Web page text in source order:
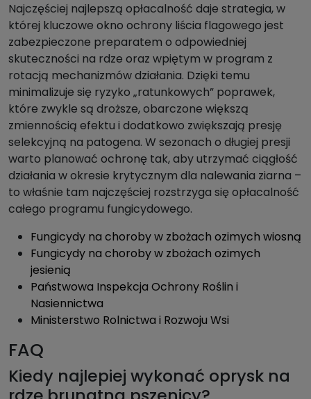
Najczęściej najlepszą opłacalność daje strategia, w
której kluczowe okno ochrony liścia flagowego jest
zabezpieczone preparatem o odpowiedniej
skuteczności na rdze oraz wpiętym w program z
rotacją mechanizmów działania. Dzięki temu
minimalizuje się ryzyko „ratunkowych” poprawek,
które zwykle są droższe, obarczone większą
zmiennością efektu i dodatkowo zwiększają presję
selekcyjną na patogena. W sezonach o długiej presji
warto planować ochronę tak, aby utrzymać ciągłość
działania w okresie krytycznym dla nalewania ziarna –
to właśnie tam najczęściej rozstrzyga się opłacalność
całego programu fungicydowego.
Fungicydy na choroby w zbożach ozimych wiosną
Fungicydy na choroby w zbożach ozimych
jesienią
Państwowa Inspekcja Ochrony Roślin i
Nasiennictwa
Ministerstwo Rolnictwa i Rozwoju Wsi
FAQ
Kiedy najlepiej wykonać oprysk na